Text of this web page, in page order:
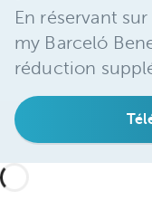
En réservant
my Barceló
réduction